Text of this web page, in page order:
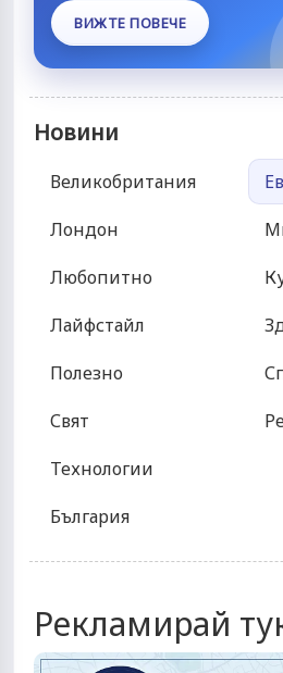
ВИЖТЕ ПОВЕЧЕ
Новини
Великобритания
Лондон
Любопитно
Лайфстайл
Полезно
Свят
Технологии
България
Рекламирай